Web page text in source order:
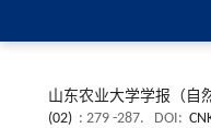
山东农业大学学报（自
(02) : 279 -287. DOI: